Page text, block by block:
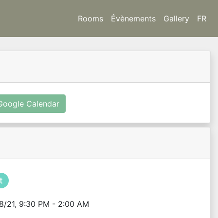
Rooms Évènements Gallery FR
Calendar
21, 9:30 PM - 2:00 AM